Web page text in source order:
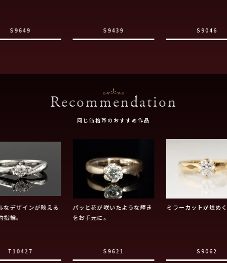
S9649 S9439 S9046
Recommendation
同じ価格帯のおすすめ作品
なデザインが映える
指輪。
T10427
パッと花が咲いたような輝き
をお手元に。
S9621
ミラーカットが煌めく
S9062